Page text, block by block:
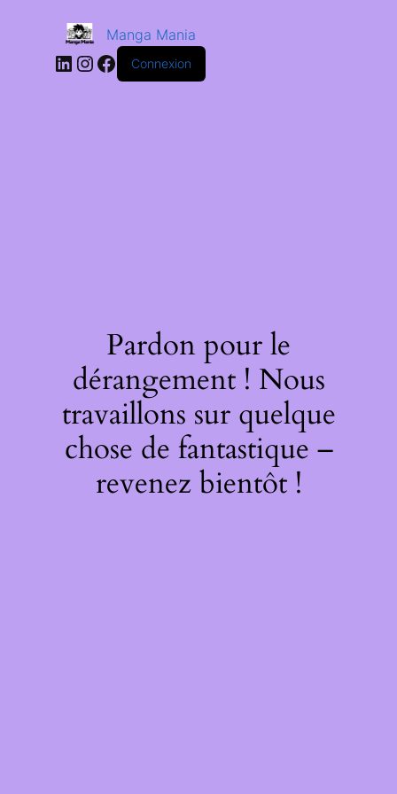
Manga Mania
Connexion
Pardon pour le
dérangement ! Nous
travaillons sur quelque
chose de fantastique –
revenez bientôt !